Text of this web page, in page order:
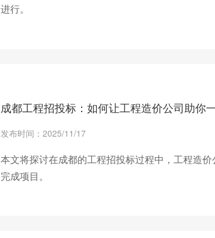
进行。
成都工程招投标：如何让工程造价公司助你
发布时间：2025/11/17
本文将探讨在成都的工程招投标过程中，工程造
完成项目。